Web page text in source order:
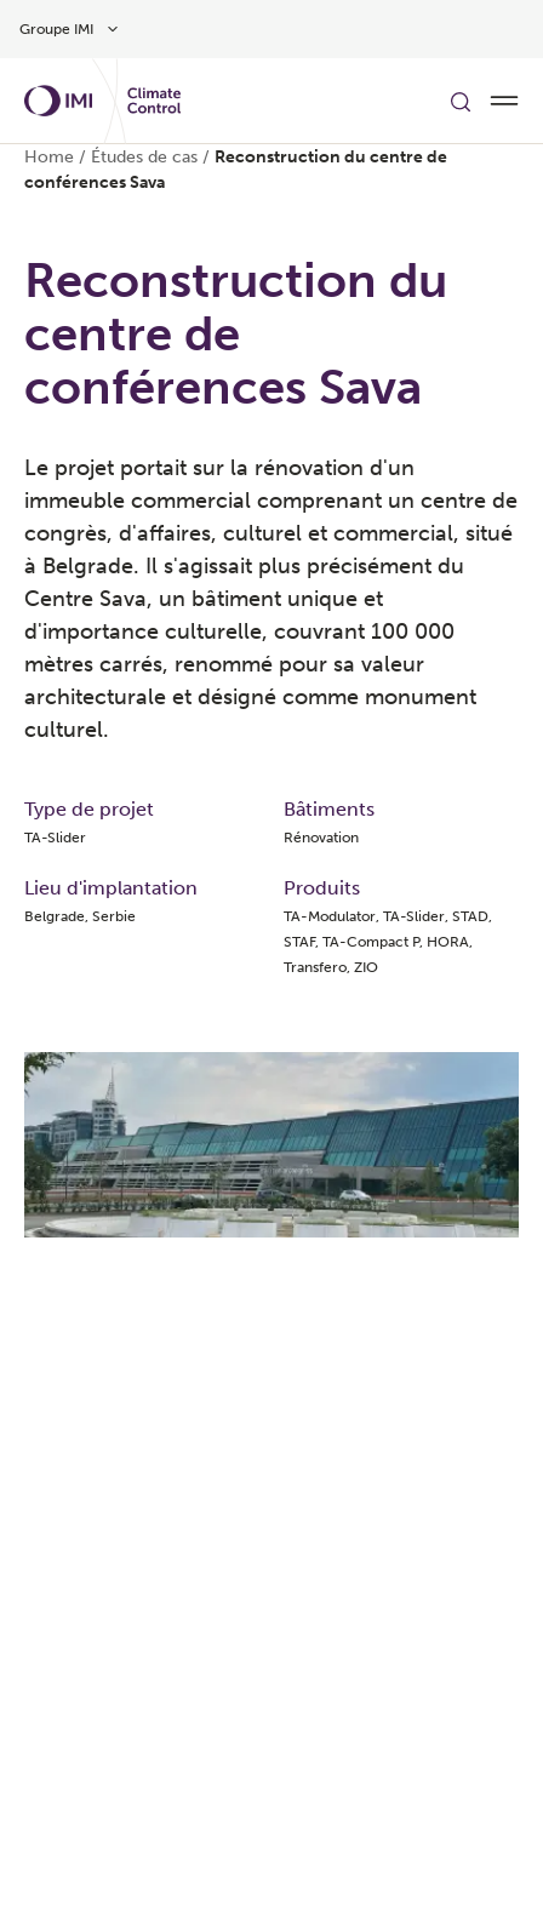
Groupe IMI
Home / Études de cas / Reconstruction du centre de
conférences Sava
Reconstruction du
centre de
conférences Sava
Le projet portait sur la rénovation d'un
immeuble commercial comprenant un centre de
congrès, d'affaires, culturel et commercial, situé
à Belgrade. Il s'agissait plus précisément du
Centre Sava, un bâtiment unique et
d'importance culturelle, couvrant 100 000
mètres carrés, renommé pour sa valeur
architecturale et désigné comme monument
culturel.
Type de projet
TA-Slider
Bâtiments
Rénovation
Lieu d'implantation
Belgrade, Serbie
Produits
TA-Modulator, TA-Slider, STAD,
STAF, TA-Compact P, HORA,
Transfero, ZIO